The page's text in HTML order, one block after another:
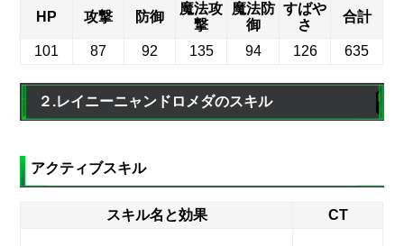
HP 攻撃 防御
魔法攻
撃
魔法防
御
すばや
さ
合計
101 87 92 135 94 126 635
２.レイニーニャンドロメダのスキル
アクティブスキル
スキル名と効果 CT